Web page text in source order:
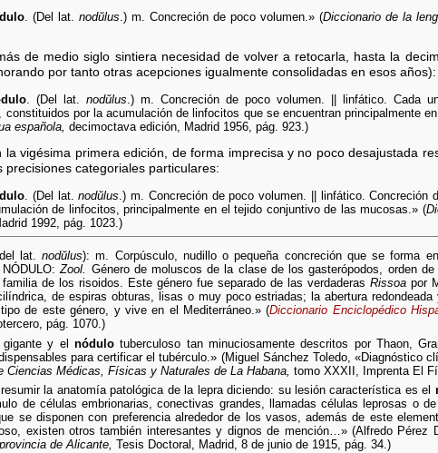
. (Del lat.nodŭlus .) m. Concreción de poco volumen.» (Diccionario de la
de medio siglo sintiera necesidad de volver a retocarla, hasta la
por tanto otras acepciones igualmente consolidadas en esos años):
. (Del lat.nodŭlus .) m. Concreción de poco volumen. || linfático. Cada
constituidos por la acumulación de linfocitos que se encuentran principalmente
española, decimoctava edición, Madrid 1956, pág. 923.)
la vigésima primera edición, de forma imprecisa y no poco desajustada
precisiones categoriales particulares:
. (Del lat.nodŭlus.) m. Concreción de poco volumen. || linfático. Concreción
de linfocitos, principalmente en el tejido conjuntivo de las mucosas.» (
1992, pág. 1023.)
lat.nodŭlus): m. Corpúsculo, nudillo o pequeña concreción que se forma
NÓDULO:Zool. Género de moluscos de la clase de los gasterópodos, orden
de los risoidos. Este género fue separado de las verdaderas Rissoapor
de espiras obturas, lisas o muy poco estriadas; la abertura
de este género, y vive en el Mediterráneo.» (Diccionario Enciclopédico
pág. 1070.)
gigante y elnódulo tuberculoso tan minuciosamente descritos por Thaon,
para certificar el tubérculo.» (Miguel Sánchez Toledo, «Diagnóstico
Ciencias Médicas, Físicas y Naturales de La Habana, tomo XXXII, Imprenta El
la anatomía patológica de la lepra diciendo: su lesión característica es el
de células embrionarias, conectivas grandes, llamadas células leprosas o
se disponen con preferencia alrededor de los vasos, además de este
existen otros también interesantes y dignos de mención…» (Alfredo Pérez
de Alicante, Tesis Doctoral, Madrid, 8 de junio de 1915, pág. 34.)